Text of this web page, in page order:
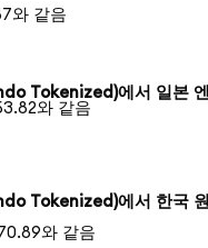
와 같음
Tokenized)에서 일본 엔
와 같음
Tokenized)에서 한국 원
와 같음